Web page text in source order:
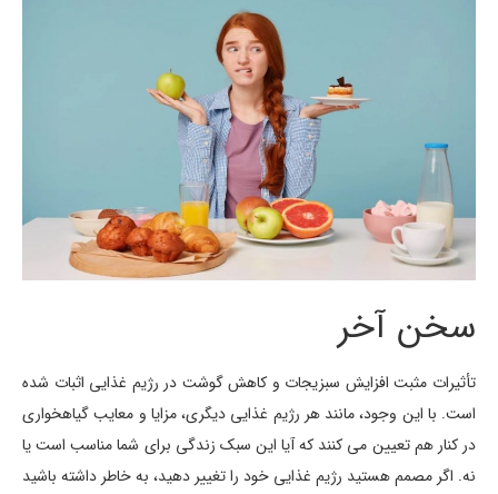
سخن آخر
تأثیرات مثبت افزایش سبزیجات و کاهش گوشت در رژیم غذایی اثبات شده
است. با این وجود، مانند هر رژیم غذایی دیگری، مزایا و معایب گیاهخواری
در کنار هم تعیین می کنند که آیا این سبک زندگی برای شما مناسب است یا
نه. اگر مصمم هستید رژیم غذایی خود را تغییر دهید، به خاطر داشته باشید